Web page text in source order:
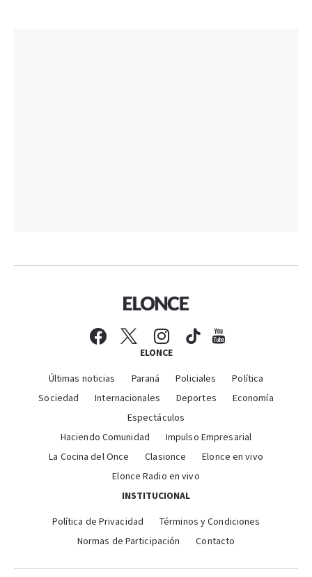
ELONCE
Últimas noticias Paraná Policiales
Política
Sociedad
Internacionales Deportes
Economía
Espectáculos
Haciendo Comunidad
Impulso Empresarial
La Cocina del Once
Clasionce
Elonce en vivo
Elonce Radio en vivo
INSTITUCIONAL
Política de Privacidad
Términos y Condiciones
Normas de Participación
Contacto